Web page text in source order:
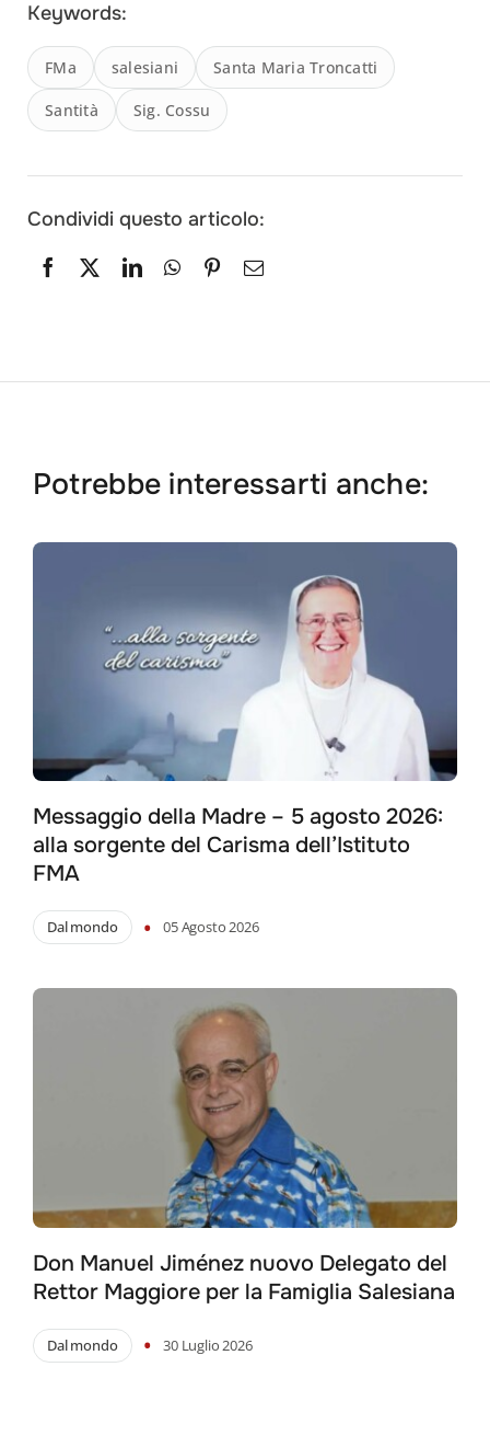
Keywords:
FMa salesiani Santa Maria Troncatti
Santità Sig. Cossu
Condividi questo articolo:
Potrebbe interessarti anche:
Messaggio della Madre – 5 agosto 2026:
alla sorgente del Carisma dell’Istituto
FMA
Dal mondo • 05 Agosto 2026
Don Manuel Jiménez nuovo Delegato del
Rettor Maggiore per la Famiglia Salesiana
Dal mondo • 30 Luglio 2026